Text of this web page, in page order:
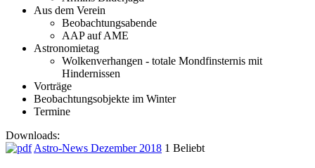
Aus dem Verein
Beobachtungsabende
AAP auf AME
Astronomietag
Wolkenverhangen - totale Mondfinsternis mit
Hindernissen
Vorträge
Beobachtungsobjekte im Winter
Termine
Downloads:
Astro-News Dezember 2018 1 Beliebt